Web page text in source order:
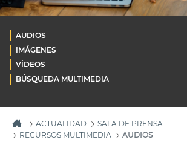
AUDIOS
IMÁGENES
VÍDEOS
BÚSQUEDA MULTIMEDIA
ACTUALIDAD
SALA DE PRENSA
RECURSOS MULTIMEDIA
AUDIOS